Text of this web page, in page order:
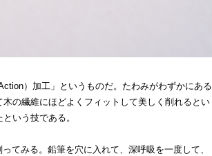
）加工」というものだ。たわみがわずかにある
の繊維にほどよくフィットして美しく削れるとい
いう技である。
てみる。鉛筆を穴に入れて、深呼吸を一度して、